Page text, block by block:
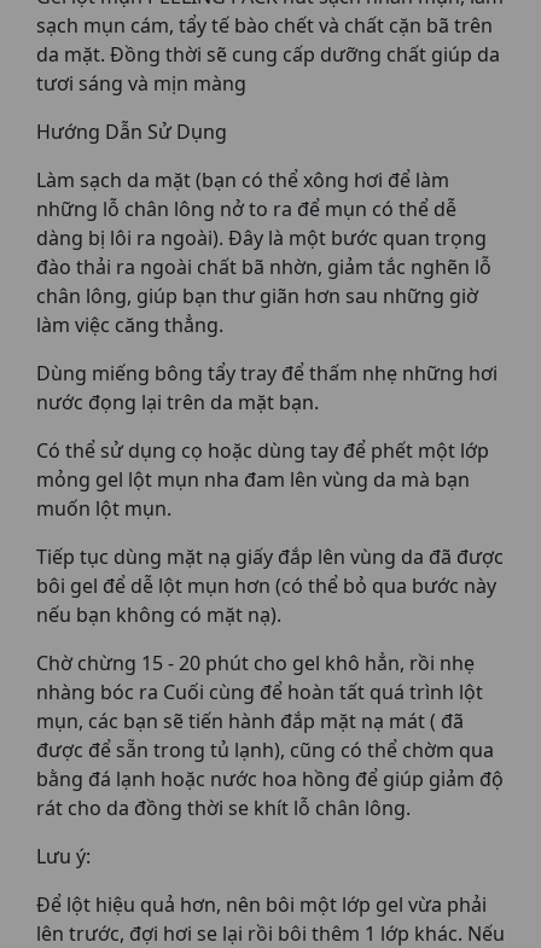
sạch mụn cám, tẩy tế bào chết và chất cặn bã trên
da mặt. Đồng thời sẽ cung cấp dưỡng chất giúp da
tươi sáng và mịn màng
Hướng Dẫn Sử Dụng
Làm sạch da mặt (bạn có thể xông hơi để làm
những lỗ chân lông nở to ra để mụn có thể dễ
dàng bị lôi ra ngoài). Đây là một bước quan trọng
đào thải ra ngoài chất bã nhờn, giảm tắc nghẽn lỗ
chân lông, giúp bạn thư giãn hơn sau những giờ
làm việc căng thẳng.
Dùng miếng bông tẩy tray để thấm nhẹ những hơi
nước đọng lại trên da mặt bạn.
Có thể sử dụng cọ hoặc dùng tay để phết một lớp
mỏng gel lột mụn nha đam lên vùng da mà bạn
muốn lột mụn.
Tiếp tục dùng mặt nạ giấy đắp lên vùng da đã được
bôi gel để dễ lột mụn hơn (có thể bỏ qua bước này
nếu bạn không có mặt nạ).
Chờ chừng 15 - 20 phút cho gel khô hẳn, rồi nhẹ
nhàng bóc ra Cuối cùng để hoàn tất quá trình lột
mụn, các bạn sẽ tiến hành đắp mặt nạ mát ( đã
được để sẵn trong tủ lạnh), cũng có thể chờm qua
bằng đá lạnh hoặc nước hoa hồng để giúp giảm độ
rát cho da đồng thời se khít lỗ chân lông.
Lưu ý:
Để lột hiệu quả hơn, nên bôi một lớp gel vừa phải
lên trước, đợi hơi se lại rồi bôi thêm 1 lớp khác. Nếu